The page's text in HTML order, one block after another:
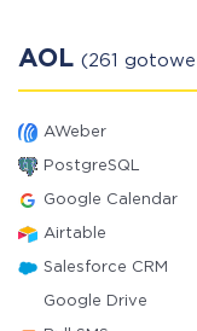
AOL (261 gotowe
AWeber
PostgreSQL
Google Calendar
Airtable
Salesforce CRM
Google Drive